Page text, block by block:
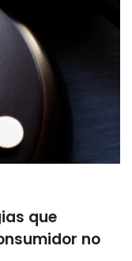
que
no